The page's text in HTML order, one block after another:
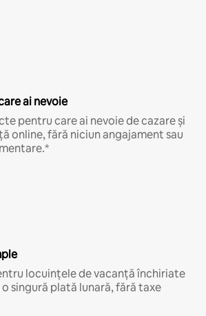
ai nevoie
pentru care ai nevoie de cazare și
online, fără niciun angajament sau
locuințele de vacanță închiriate
singură plată lunară, fără taxe